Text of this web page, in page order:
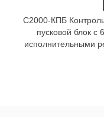
С2000-КПБ
пусковой блок с 6
исполнительными